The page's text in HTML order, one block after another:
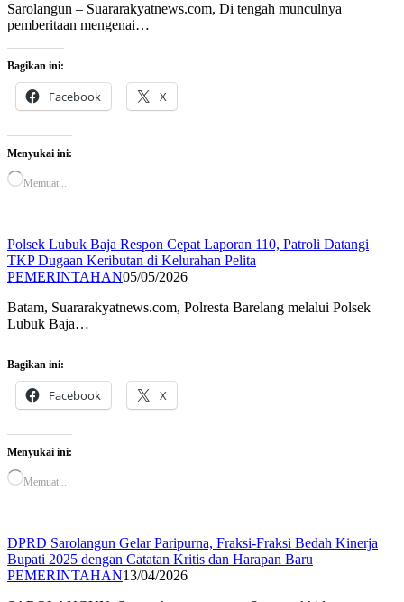
Sarolangun – Suararakyatnews.com, Di tengah munculnya
pemberitaan mengenai…
Bagikan ini:
Facebook X
Menyukai ini:
Memuat...
Polsek Lubuk Baja Respon Cepat Laporan 110, Patroli Datangi
TKP Dugaan Keributan di Kelurahan Pelita
PEMERINTAHAN05/05/2026
Batam, Suararakyatnews.com, Polresta Barelang melalui Polsek
Lubuk Baja…
Bagikan ini:
Facebook X
Menyukai ini:
Memuat...
DPRD Sarolangun Gelar Paripurna, Fraksi-Fraksi Bedah Kinerja
Bupati 2025 dengan Catatan Kritis dan Harapan Baru
PEMERINTAHAN13/04/2026